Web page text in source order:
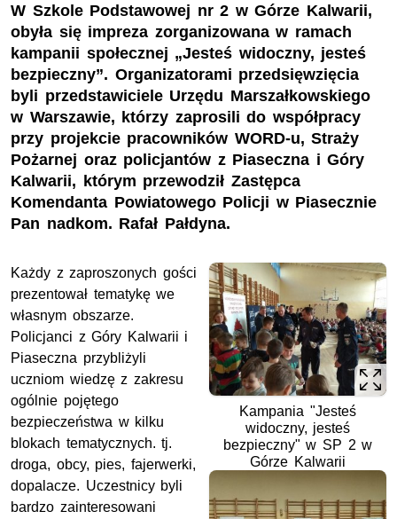
W Szkole Podstawowej nr 2 w Górze Kalwarii,
obyła się impreza zorganizowana w ramach
kampanii społecznej „Jesteś widoczny, jesteś
bezpieczny”. Organizatorami przedsięwzięcia
byli przedstawiciele Urzędu Marszałkowskiego
w Warszawie, którzy zaprosili do współpracy
przy projekcie pracowników WORD-u, Straży
Pożarnej oraz policjantów z Piaseczna i Góry
Kalwarii, którym przewodził Zastępca
Komendanta Powiatowego Policji w Piasecznie
Pan nadkom. Rafał Pałdyna.
Kampania "Jesteś
widoczny, jesteś
bezpieczny" w SP 2 w
Górze Kalwarii
Każdy z zaproszonych gości
prezentował tematykę we
własnym obszarze.
Policjanci z Góry Kalwarii i
Piaseczna przybliżyli
uczniom wiedzę z zakresu
ogólnie pojętego
bezpieczeństwa w kilku
blokach tematycznych. tj.
droga, obcy, pies, fajerwerki,
dopalacze. Uczestnicy byli
bardzo zainteresowani